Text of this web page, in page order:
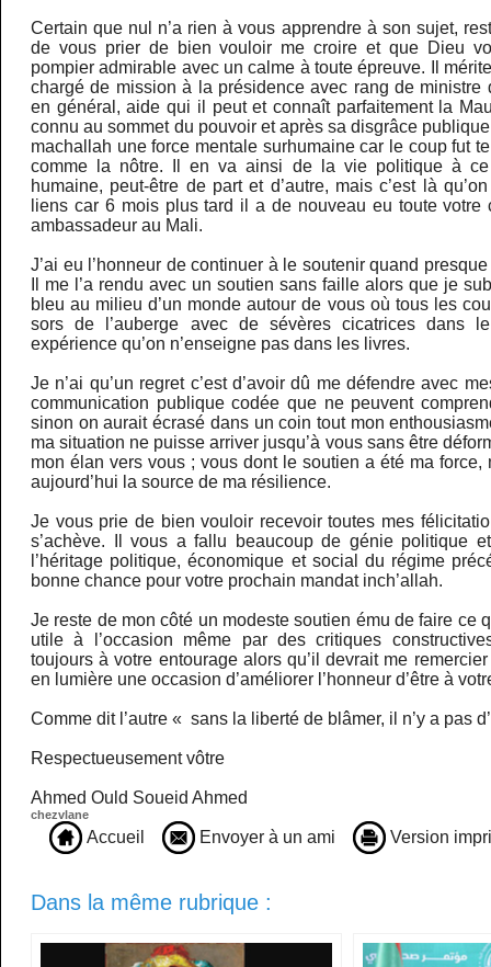
Certain que nul n’a rien à vous apprendre à son sujet,
de vous prier de bien vouloir me croire et que Dieu
pompier admirable avec un calme à toute épreuve. Il
chargé de mission à la présidence avec rang de ministre
en général, aide qui il peut et connaît parfaitement la
connu au sommet du pouvoir et après sa disgrâce
machallah une force mentale surhumaine car le coup fut
comme la nôtre. Il en va ainsi de la vie politique à ce
humaine, peut-être de part et d’autre, mais c’est là
liens car 6 mois plus tard il a de nouveau eu toute votre
ambassadeur au Mali.
J’ai eu l’honneur de continuer à le soutenir quand
Il me l’a rendu avec un soutien sans faille alors que je
bleu au milieu d’un monde autour de vous où tous les
sors de l’auberge avec de sévères cicatrices dans
expérience qu’on n’enseigne pas dans les livres.
Je n’ai qu’un regret c’est d’avoir dû me défendre avec
communication publique codée que ne peuvent
sinon on aurait écrasé dans un coin tout mon
ma situation ne puisse arriver jusqu’à vous sans être
mon élan vers vous ; vous dont le soutien a été ma force,
aujourd’hui la source de ma résilience.
Je vous prie de bien vouloir recevoir toutes mes
s’achève. Il vous a fallu beaucoup de génie politique
l’héritage politique, économique et social du régime
bonne chance pour votre prochain mandat inch’allah.
Je reste de mon côté un modeste soutien ému de faire ce
utile à l’occasion même par des critiques
toujours à votre entourage alors qu’il devrait me
en lumière une occasion d’améliorer l’honneur d’être à
Comme dit l’autre « sans la liberté de blâmer, il n’y a pas
Respectueusement vôtre
Ahmed Ould Soueid Ahmed
chezvlane
Accueil Envoyer à un ami Version
Dans la même rubrique :